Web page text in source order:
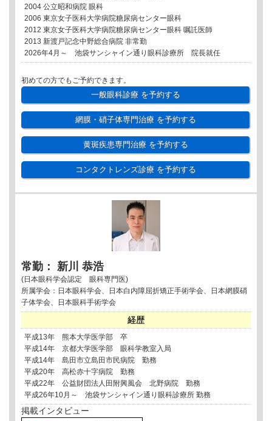
2004 公立昭和病院 眼科
2006 東京女子医科大学病院糖尿病センター眼科
2012 東京女子医科大学病院糖尿病センター眼科 嘱託医師
2013 新渡戸記念中野総合病院 非常勤
2026年4月～ 池袋サンシャイン通り眼科診療所 院長就任
初めての方でもご予約できます。
一般眼科診療を予約する
網膜・硝子体専門治療を予約する
黄斑疾患専門治療を予約する
コンタクトレンズ診療を予約する
常勤： 新川 恭浩
(日本眼科学会認定 眼科専門医)
所属学会：日本眼科学会、日本白内障屈折矯正手術学会、日本網膜硝
子体学会、日本眼科手術学会
経歴
平成13年 熊本大学医学部 卒
平成14年 京都大学医学部 眼科学教室入局
平成14年 島田市立島田市民病院 勤務
平成20年 高松赤十字病院 勤務
平成22年 公益財団法人田附興風会 北野病院 勤務
平成26年10月～ 池袋サンシャイン通り眼科診療所 勤務
掲載インタビュー